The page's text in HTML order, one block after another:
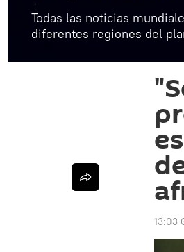
Todas las noticias
diferentes regiones del
13:03